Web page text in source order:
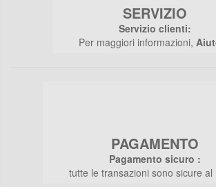
SERVIZIO
Servizio clienti:
Per maggiori informazioni,
PAGAMENTO
Pagamento sicuro :
tutte le transazioni sono sicure al